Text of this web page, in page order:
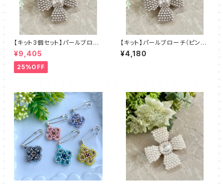
【キット3個セット】パールブロー
チ（ピンクベージュ）澤田美子
¥9,405
25%OFF
【キット】パールブローチ（ピンク
ベージュ）澤田美子
¥4,180